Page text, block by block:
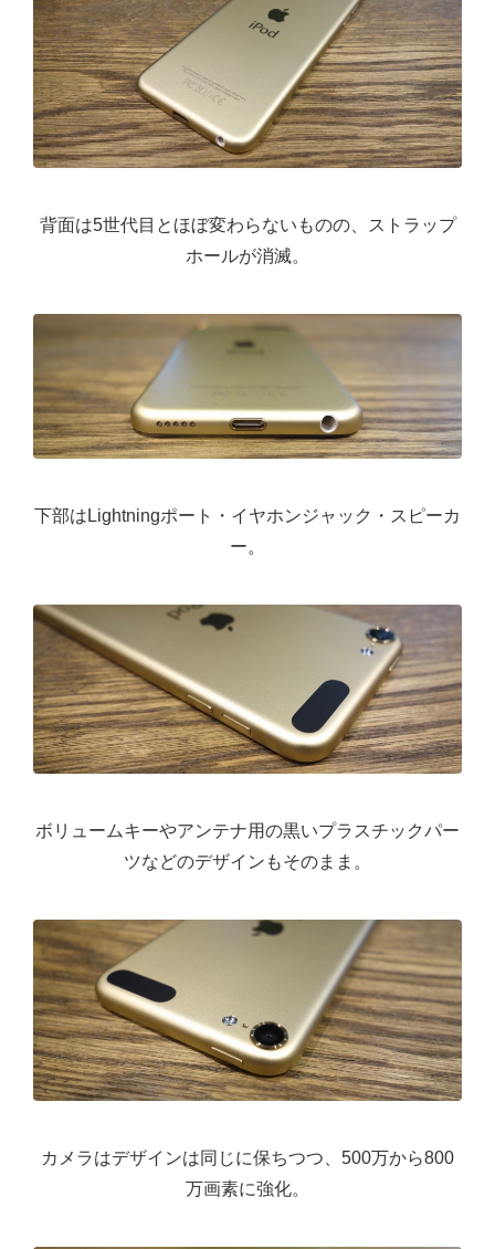
背面は5世代目とほぼ変わらないものの、ストラップ
ホールが消滅。
下部はLightningポート・イヤホンジャック・スピーカ
ー。
ボリュームキーやアンテナ用の黒いプラスチックパー
ツなどのデザインもそのまま。
カメラはデザインは同じに保ちつつ、500万から800
万画素に強化。